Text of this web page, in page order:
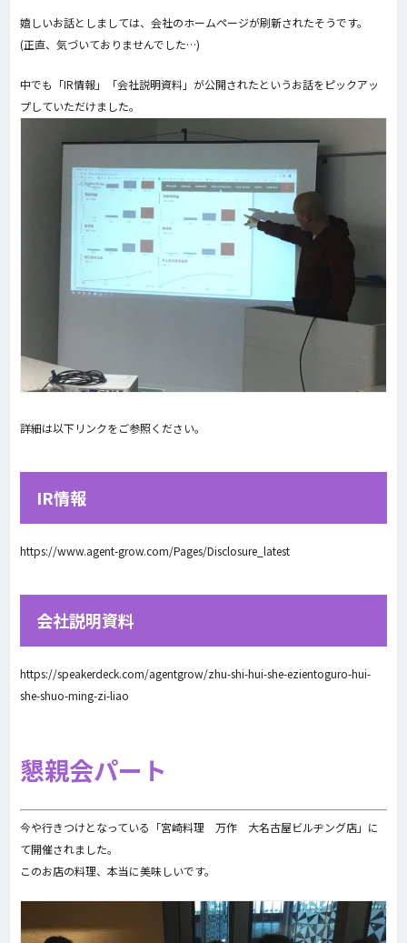
嬉しいお話としましては、会社のホームページが刷新されたそうです。
(正直、気づいておりませんでした…)
中でも「IR情報」「会社説明資料」が公開されたというお話をピックアッ
プしていただけました。
詳細は以下リンクをご参照ください。
IR情報
https://www.agent-grow.com/Pages/Disclosure_latest
会社説明資料
https://speakerdeck.com/agentgrow/zhu-shi-hui-she-ezientoguro-hui-
she-shuo-ming-zi-liao
懇親会パート
今や行きつけとなっている「宮崎料理 万作 大名古屋ビルヂング店」に
て開催されました。
このお店の料理、本当に美味しいです。